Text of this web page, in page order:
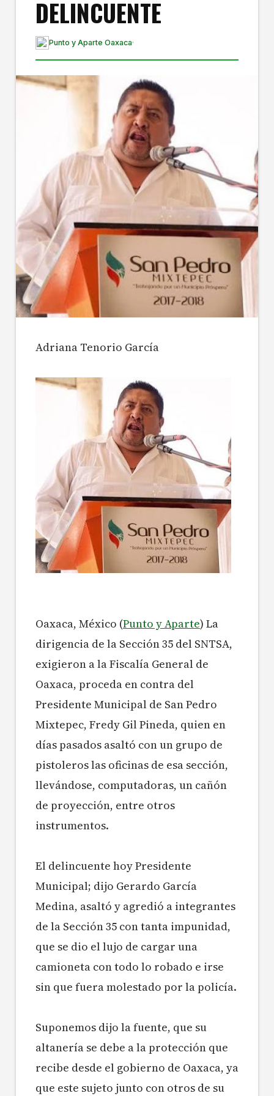
DELINCUENTE
Punto y Aparte Oaxaca·
Adriana Tenorio García
Oaxaca, México (Punto y Aparte) La
dirigencia de la Sección 35 del SNTSA,
exigieron a la Fiscalía General de
Oaxaca, proceda en contra del
Presidente Municipal de San Pedro
Mixtepec, Fredy Gil Pineda, quien en
días pasados asaltó con un grupo de
pistoleros las oficinas de esa sección,
llevándose, computadoras, un cañón
de proyección, entre otros
instrumentos.
El delincuente hoy Presidente
Municipal; dijo Gerardo García
Medina, asaltó y agredió a integrantes
de la Sección 35 con tanta impunidad,
que se dio el lujo de cargar una
camioneta con todo lo robado e irse
sin que fuera molestado por la policía.
Suponemos dijo la fuente, que su
altanería se debe a la protección que
recibe desde el gobierno de Oaxaca, ya
que este sujeto junto con otros de su